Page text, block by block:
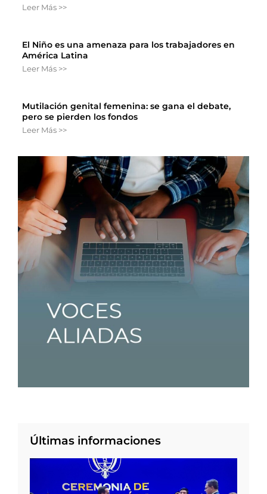
Leer Más >>
El Niño es una amenaza para los trabajadores en
América Latina
Leer Más >>
Mutilación genital femenina: se gana el debate,
pero se pierden los fondos
Leer Más >>
Últimas informaciones